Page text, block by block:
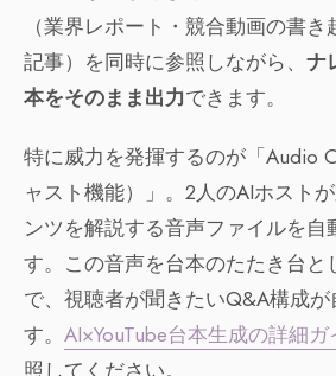
（業界レポート・競合動画の書
記事）を同時に参照しながら、 ナ
本をそのまま出力できます。
特に威力を発揮するのが「Audio
ャスト機能）」。2人のAIホスト
ンツを解説する音声ファイルを自
す。この音声を台本のたたき台と
で、視聴者が聞きたいQ&A構成が
す。 AI×YouTube台本生成の詳細